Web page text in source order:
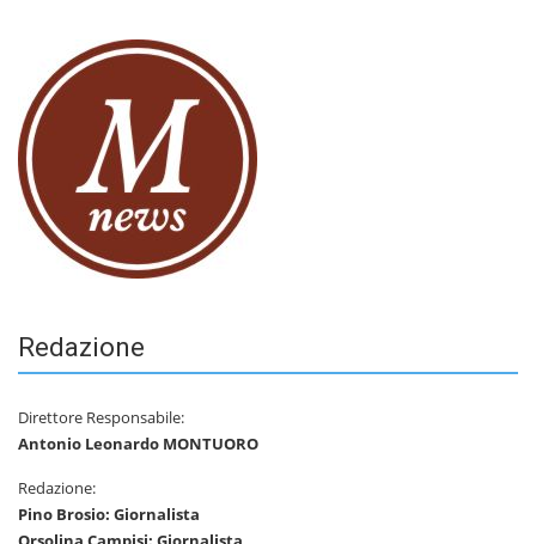
Redazione
Direttore Responsabile:
Antonio Leonardo MONTUORO
Redazione:
Pino Brosio: Giornalista